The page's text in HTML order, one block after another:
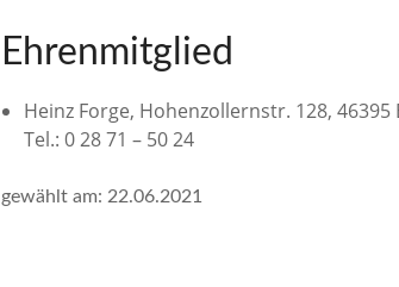
Ehrenmitglied
Heinz Forge, Hohenzollernstr. 128, 46395
Tel.: 0 28 71 – 50 24
gewählt am: 22.06.2021